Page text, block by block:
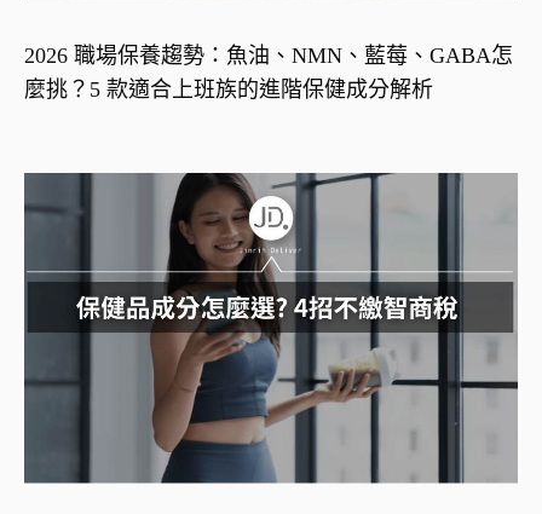
2026 職場保養趨勢：魚油、NMN、藍莓、GABA怎
麼挑？5 款適合上班族的進階保健成分解析